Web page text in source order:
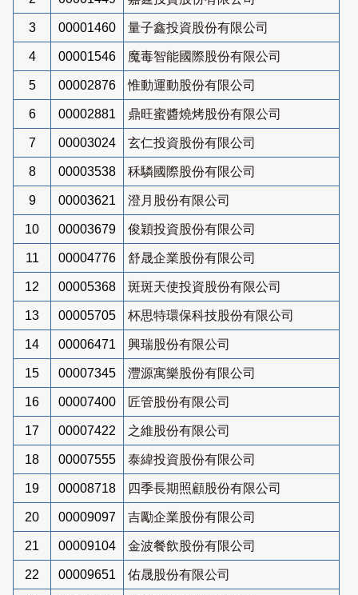
3 00001460 量子鑫投資股份有限公司
4 00001546 魔毒智能國際股份有限公司
5 00002876 惟動運動股份有限公司
6 00002881 鼎旺蜜醬燒烤股份有限公司
7 00003024 玄仁投資股份有限公司
8 00003538 秝驎國際股份有限公司
9 00003621 澄月股份有限公司
10 00003679 俊穎投資股份有限公司
11 00004776 舒晟企業股份有限公司
12 00005368 斑斑天使投資股份有限公司
13 00005705 杯思特環保科技股份有限公司
14 00006471 興瑞股份有限公司
15 00007345 灃源寓樂股份有限公司
16 00007400 匠管股份有限公司
17 00007422 之維股份有限公司
18 00007555 泰緯投資股份有限公司
19 00008718 四季長期照顧股份有限公司
20 00009097 吉勵企業股份有限公司
21 00009104 金波餐飲股份有限公司
22 00009651 佑晟股份有限公司